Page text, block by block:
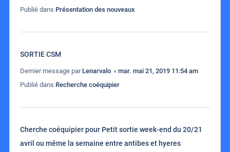
Publié dans Présentation des nouveaux
SORTIE CSM
Dernier message par Lenarvalo « mar. mai 21, 2019 11:54 am
Publié dans Recherche coéquipier
Cherche coéquipier pour Petit sortie week-end du 20/21
avril ou même la semaine entre antibes et hyeres